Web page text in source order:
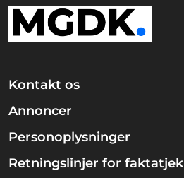
Kontakt os
Annoncer
Personoplysninger
Retningslinjer for faktatjek